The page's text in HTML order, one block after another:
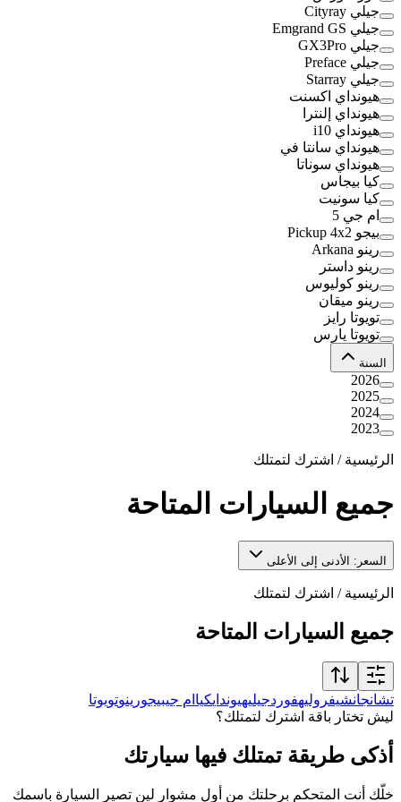
جيلي Cityray
جيلي Emgrand GS
جيلي GX3Pro
جيلي Preface
جيلي Starray
هيونداي اكسنت
هيونداي إلنترا
هيونداي i10
هيونداي سانتا في
هيونداي سوناتا
كيا بيجاس
كيا سونيت
ام جي 5
بيجو Pickup 4x2
رينو Arkana
رينو داستر
رينو كوليوس
رينو ميقان
تويوتا رايز
تويوتا يارس
السنة
2026
2025
2024
2023
الرئيسية / اشترك لتمتلك
جميع السيارات المتاحة
السعر: الأدنى إلى الأعلى
الرئيسية / اشترك لتمتلك
جميع السيارات المتاحة
تشانجانشيفروليهفوردجيليهيوندايكيا ام جيبيجورينوتويوتا
ليش تختار باقة اشترك لتمتلك؟
أذكى طريقة تمتلك فيها سيارتك
خلّك أنت المتحكم برحلتك من أول مشوار لين تصير السيارة باسمك